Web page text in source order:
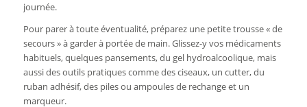
journée.
Pour parer à toute éventualité, préparez une petite trousse « de
secours » à garder à portée de main. Glissez-y vos médicaments
habituels, quelques pansements, du gel hydroalcoolique, mais
aussi des outils pratiques comme des ciseaux, un cutter, du
ruban adhésif, des piles ou ampoules de rechange et un
marqueur.